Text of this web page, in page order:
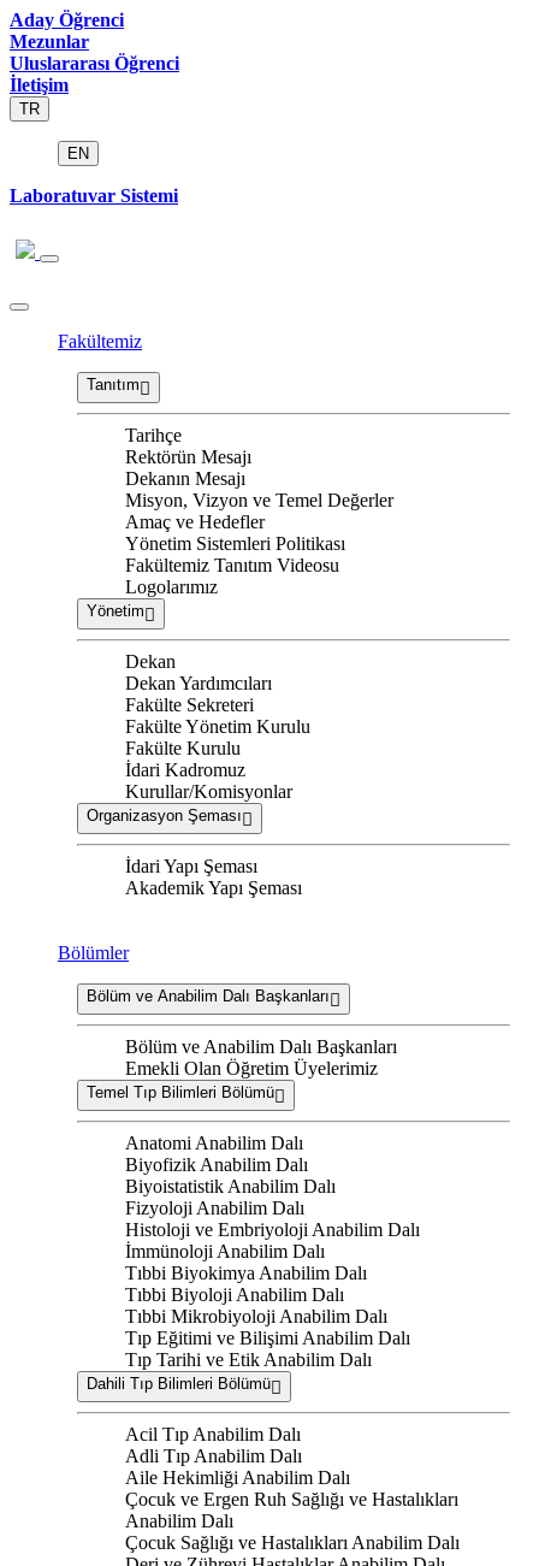
Aday Öğrenci
Mezunlar
Uluslararası Öğrenci
İletişim
TR
EN
Laboratuvar Sistemi
Fakültemiz
Tanıtım
Tarihçe
Rektörün Mesajı
Dekanın Mesajı
Misyon, Vizyon ve Temel Değerler
Amaç ve Hedefler
Yönetim Sistemleri Politikası
Fakültemiz Tanıtım Videosu
Logolarımız
Yönetim
Dekan
Dekan Yardımcıları
Fakülte Sekreteri
Fakülte Yönetim Kurulu
Fakülte Kurulu
İdari Kadromuz
Kurullar/Komisyonlar
Organizasyon Şeması
İdari Yapı Şeması
Akademik Yapı Şeması
Bölümler
Bölüm ve Anabilim Dalı Başkanları
Bölüm ve Anabilim Dalı Başkanları
Emekli Olan Öğretim Üyelerimiz
Temel Tıp Bilimleri Bölümü
Anatomi Anabilim Dalı
Biyofizik Anabilim Dalı
Biyoistatistik Anabilim Dalı
Fizyoloji Anabilim Dalı
Histoloji ve Embriyoloji Anabilim Dalı
İmmünoloji Anabilim Dalı
Tıbbi Biyokimya Anabilim Dalı
Tıbbi Biyoloji Anabilim Dalı
Tıbbi Mikrobiyoloji Anabilim Dalı
Tıp Eğitimi ve Bilişimi Anabilim Dalı
Tıp Tarihi ve Etik Anabilim Dalı
Dahili Tıp Bilimleri Bölümü
Acil Tıp Anabilim Dalı
Adli Tıp Anabilim Dalı
Aile Hekimliği Anabilim Dalı
Çocuk ve Ergen Ruh Sağlığı ve Hastalıkları
Anabilim Dalı
Çocuk Sağlığı ve Hastalıkları Anabilim Dalı